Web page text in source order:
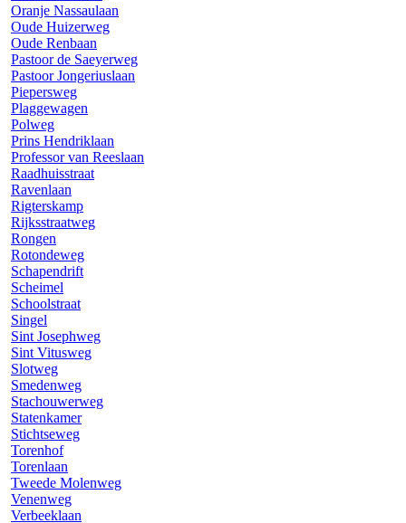
Oranje Nassaulaan
Oude Huizerweg
Oude Renbaan
Pastoor de Saeyerweg
Pastoor Jongeriuslaan
Piepersweg
Plaggewagen
Polweg
Prins Hendriklaan
Professor van Reeslaan
Raadhuisstraat
Ravenlaan
Rigterskamp
Rijksstraatweg
Rongen
Rotondeweg
Schapendrift
Scheimel
Schoolstraat
Singel
Sint Josephweg
Sint Vitusweg
Slotweg
Smedenweg
Stachouwerweg
Statenkamer
Stichtseweg
Torenhof
Torenlaan
Tweede Molenweg
Venenweg
Verbeeklaan